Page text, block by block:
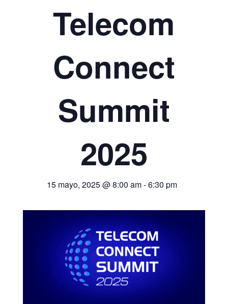
Telecom
Connect
Summit
2025
15 mayo, 2025 @ 8:00 am-6:30 pm